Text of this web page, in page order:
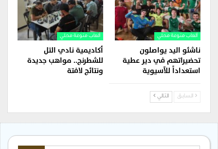
ألعاب منوعة محلي
ناشئو اليد يواصلون
تحضيراتهم في دير عطية
استعداداً للآسيوية
ألعاب منوعة محلي
أكاديمية نادي التل
للشطرنج.. مواهب جديدة
ونتائج لافتة
السابق التالي